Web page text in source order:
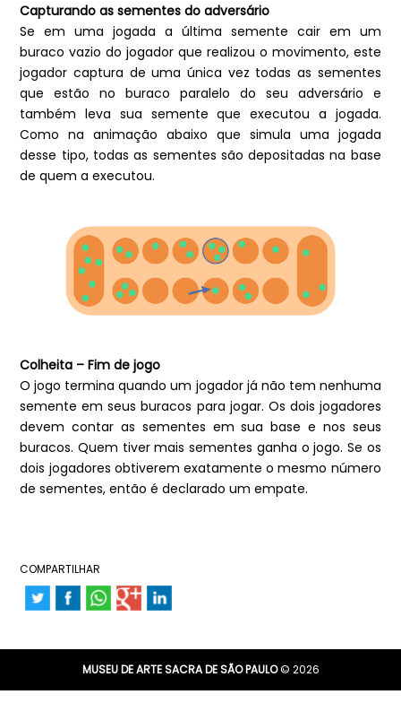
Capturando as sementes do adversário
Se em uma jogada a última semente cair em um
buraco vazio do jogador que realizou o movimento, este
jogador captura de uma única vez todas as sementes
que estão no buraco paralelo do seu adversário e
também leva sua semente que executou a jogada.
Como na animação abaixo que simula uma jogada
desse tipo, todas as sementes são depositadas na base
de quem a executou.
Colheita – Fim de jogo
O jogo termina quando um jogador já não tem nenhuma
semente em seus buracos para jogar. Os dois jogadores
devem contar as sementes em sua base e nos seus
buracos. Quem tiver mais sementes ganha o jogo. Se os
dois jogadores obtiverem exatamente o mesmo número
de sementes, então é declarado um empate.
COMPARTILHAR
MUSEU DE ARTE SACRA DE SÃO PAULO© 2026